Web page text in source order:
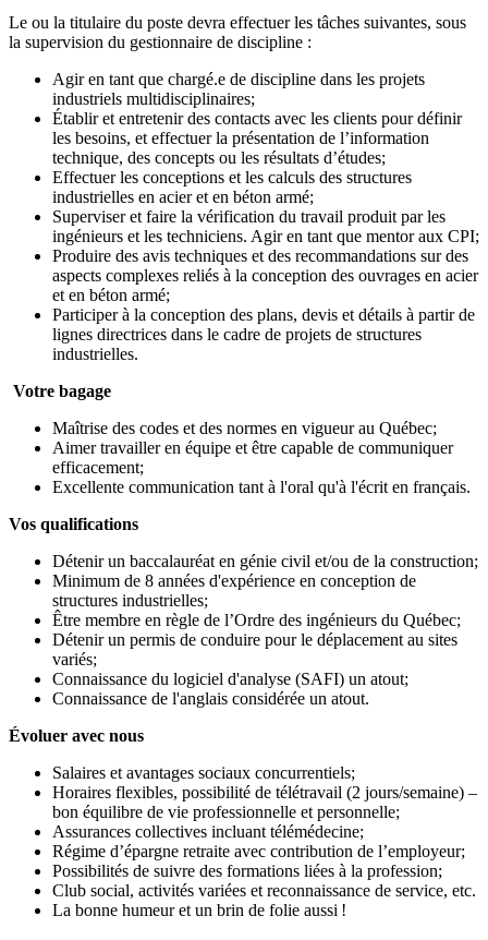
Le ou la titulaire du poste devra effectuer les tâches suivantes, sous
la supervision du gestionnaire de discipline :
Agir en tant que chargé.e de discipline dans les projets
industriels multidisciplinaires;
Établir et entretenir des contacts avec les clients pour définir
les besoins, et effectuer la présentation de l’information
technique, des concepts ou les résultats d’études;
Effectuer les conceptions et les calculs des structures
industrielles en acier et en béton armé;
Superviser et faire la vérification du travail produit par les
ingénieurs et les techniciens. Agir en tant que mentor aux CPI;
Produire des avis techniques et des recommandations sur des
aspects complexes reliés à la conception des ouvrages en acier
et en béton armé;
Participer à la conception des plans, devis et détails à partir de
lignes directrices dans le cadre de projets de structures
industrielles.
Votre bagage
Maîtrise des codes et des normes en vigueur au Québec;
Aimer travailler en équipe et être capable de communiquer
efficacement;
Excellente communication tant à l'oral qu'à l'écrit en français.
Vos qualifications
Détenir un baccalauréat en génie civil et/ou de la construction;
Minimum de 8 années d'expérience en conception de
structures industrielles;
Être membre en règle de l’Ordre des ingénieurs du Québec;
Détenir un permis de conduire pour le déplacement au sites
variés;
Connaissance du logiciel d'analyse (SAFI) un atout;
Connaissance de l'anglais considérée un atout.
Évoluer avec nous
Salaires et avantages sociaux concurrentiels;
Horaires flexibles, possibilité de télétravail (2 jours/semaine) –
bon équilibre de vie professionnelle et personnelle;
Assurances collectives incluant télémédecine;
Régime d’épargne retraite avec contribution de l’employeur;
Possibilités de suivre des formations liées à la profession;
Club social, activités variées et reconnaissance de service, etc.
La bonne humeur et un brin de folie aussi !